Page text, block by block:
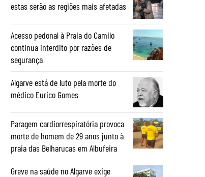
estas serão as regiões mais afetadas
Acesso pedonal à Praia do Camilo
continua interdito por razões de
segurança
Algarve está de luto pela morte do
médico Eurico Gomes
Paragem cardiorrespiratória provoca
morte de homem de 29 anos junto à
praia das Belharucas em Albufeira
Greve na saúde no Algarve exige